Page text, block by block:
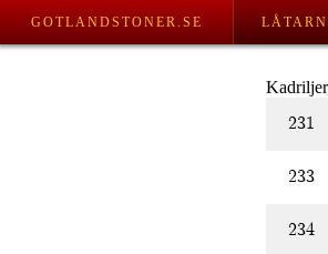
GOTLANDSTONER.SE
231
233
234